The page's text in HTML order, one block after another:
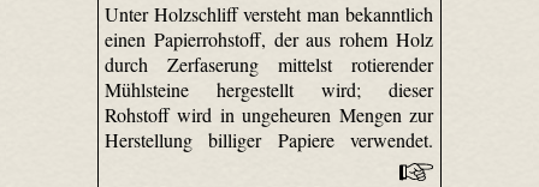
Unter Holzschliff versteht man bekanntlich
einen Papierrohstoff, der aus rohem Holz
durch Zerfaserung mittelst rotierender
Mühlsteine hergestellt wird; dieser
Rohstoff wird in ungeheuren Mengen zur
Herstellung billiger Papiere verwendet.